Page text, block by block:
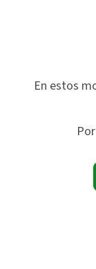
En estos